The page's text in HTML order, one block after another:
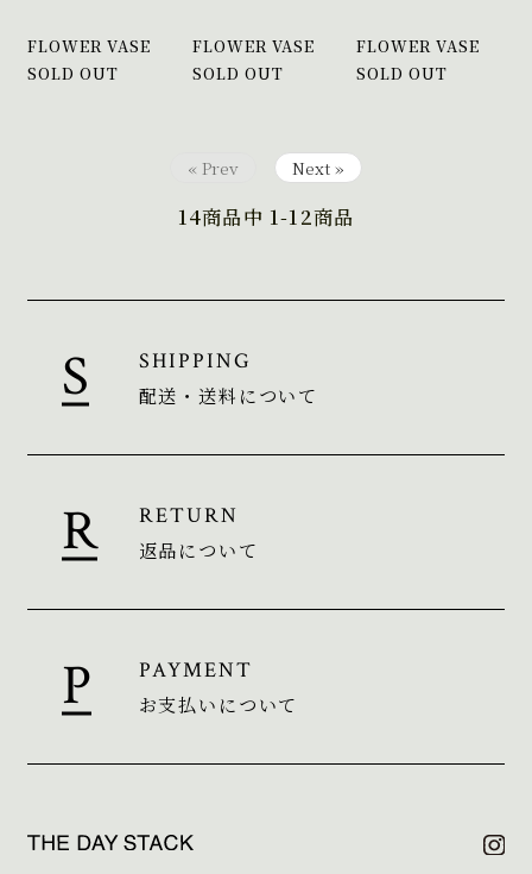
FLOWER VASE
SOLD OUT
FLOWER VASE
SOLD OUT
FLOWER VASE
SOLD OUT
« Prev Next »
14商品中 1-12商品
SHIPPING
配送・送料について
RETURN
返品について
PAYMENT
お支払いについて